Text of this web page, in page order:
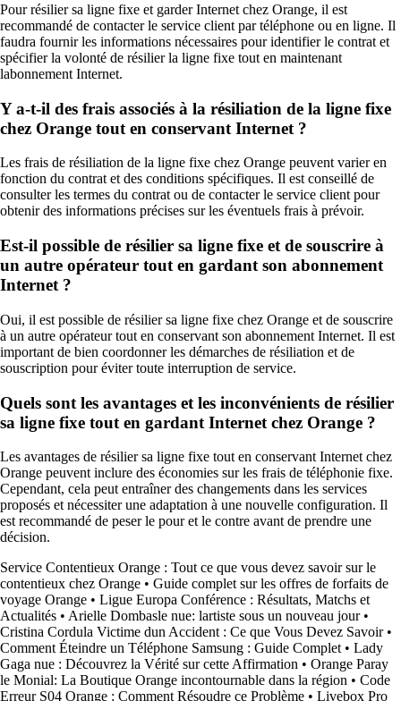
Pour résilier sa ligne fixe et garder Internet chez Orange, il est
recommandé de contacter le service client par téléphone ou en ligne. Il
faudra fournir les informations nécessaires pour identifier le contrat et
spécifier la volonté de résilier la ligne fixe tout en maintenant
labonnement Internet.
Y a-t-il des frais associés à la résiliation de la ligne fixe
chez Orange tout en conservant Internet ?
Les frais de résiliation de la ligne fixe chez Orange peuvent varier en
fonction du contrat et des conditions spécifiques. Il est conseillé de
consulter les termes du contrat ou de contacter le service client pour
obtenir des informations précises sur les éventuels frais à prévoir.
Est-il possible de résilier sa ligne fixe et de souscrire à
un autre opérateur tout en gardant son abonnement
Internet ?
Oui, il est possible de résilier sa ligne fixe chez Orange et de souscrire
à un autre opérateur tout en conservant son abonnement Internet. Il est
important de bien coordonner les démarches de résiliation et de
souscription pour éviter toute interruption de service.
Quels sont les avantages et les inconvénients de résilier
sa ligne fixe tout en gardant Internet chez Orange ?
Les avantages de résilier sa ligne fixe tout en conservant Internet chez
Orange peuvent inclure des économies sur les frais de téléphonie fixe.
Cependant, cela peut entraîner des changements dans les services
proposés et nécessiter une adaptation à une nouvelle configuration. Il
est recommandé de peser le pour et le contre avant de prendre une
décision.
Service Contentieux Orange : Tout ce que vous devez savoir sur le
contentieux chez Orange • Guide complet sur les offres de forfaits de
voyage Orange • Ligue Europa Conférence : Résultats, Matchs et
Actualités • Arielle Dombasle nue: lartiste sous un nouveau jour•
Cristina Cordula Victime dun Accident : Ce que Vous Devez Savoir•
Comment Éteindre un Téléphone Samsung : Guide Complet • Lady
Gaga nue : Découvrez la Vérité sur cette Affirmation • Orange Paray
le Monial: La Boutique Orange incontournable dans la région • Code
Erreur S04 Orange : Comment Résoudre ce Problème • Livebox Pro